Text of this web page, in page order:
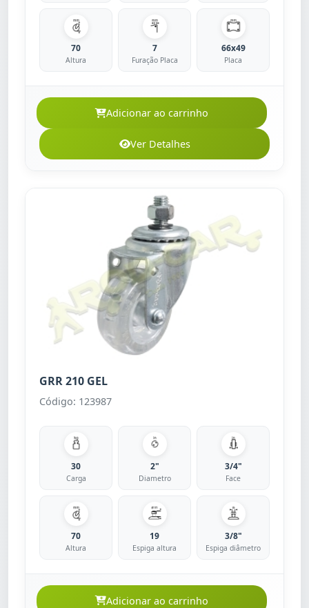
70
Altura
7
Furação Placa
66x49
Placa
Adicionar ao carrinho
Ver Detalhes
GRR 210 GEL
Código: 123987
30
Carga
2"
Diametro
3/4"
Face
70
Altura
19
Espiga altura
3/8"
Espiga diâmetro
Adicionar ao carrinho